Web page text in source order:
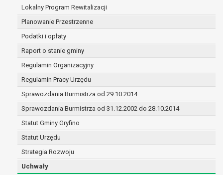
Lokalny Program Rewitalizacji
Planowanie Przestrzenne
Podatki i opłaty
Raport o stanie gminy
Regulamin Organizacyjny
Regulamin Pracy Urzędu
Sprawozdania Burmistrza od 29.10.2014
Sprawozdania Burmistrza od 31.12.2002 do 28.10.2014
Statut Gminy Gryfino
Statut Urzędu
Strategia Rozwoju
Uchwały
(merytorycznych), a także obowiązków i
zadań zleconych przez instytucje
nadrzędne wobec Gminy;
zawarcia i realizacji umów;
ochrony żywotnych interesów osoby, której
wykonania zadania realizowanego w
interesie publicznym lub w ramach
sprawowania władzy publicznej
powierzonej administratorowi;
w pozostałych przypadkach dane osobowe
przetwarzane są wyłącznie na podstawie
wcześniej udzielonej zgody w zakresie i celu
określonym w treści zgody.
W związku z przetwarzaniem danych w celu
wskazanym w pkt. 3, dane osobowe mogą być